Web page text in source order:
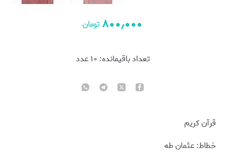
۸۰۰٫۰۰۰ تومان
تعداد باقیمانده: ۱۰عدد
قرآن کریم
خطاط: عثمان طه